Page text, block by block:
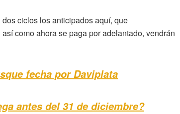
ciclos los anticipados aquí, que
como ahora se paga por adelantado, vendrán
fecha por Daviplata
antes del 31 de diciembre?